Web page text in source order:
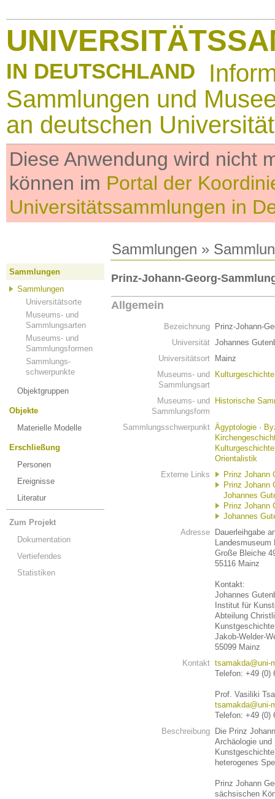
IN DEUTSCHLAND
Sammlungen und
an deutschen
Diese Anwendung wird nicht
können im Portal der
Universitätssammlungen in
Sammlungen »
Sammlungen
Sammlungen
Universitätsorte
Museums- und
Sammlungsarten
Museums- und
Sammlungsformen
Sammlungs-
schwerpunkte
Objektgruppen
Objekte
Materielle Modelle
Erschließung
Personen
Ereignisse
Literatur
Zum Projekt
Dokumentation
Vertiefendes
Statistiken
Prinz-Johann-Georg-
Allgemein
Bezeichnung
Prinz-Johann-
Universität Johannes
Universitätsort
Mainz
Museums- und
Sammlungsart
Museums- und
Sammlungsform
Historische
Sammlungsschwerpunkt Ägyptologie ·
Kulturgeschichte
Orientalistik
Externe Links
Prinz Johann
Prinz Johann
Johannes
Prinz Johann
Johannes
Adresse
Dauerleihgabe
Landesmuseum
Große Bleiche
55116 Mainz
Kontakt:
Johannes
Institut für
Abteilung
Kunstgeschichte
Jakob-Welder-
55099 Mainz
Kontakt tsamakda@uni-
Telefon: +49 (0)
Prof. Vasiliki
tsamakda@uni-
Telefon: +49 (0)
Beschreibung
Die Prinz
Archäologie
heterogenes
Prinz Johann
sächsischen